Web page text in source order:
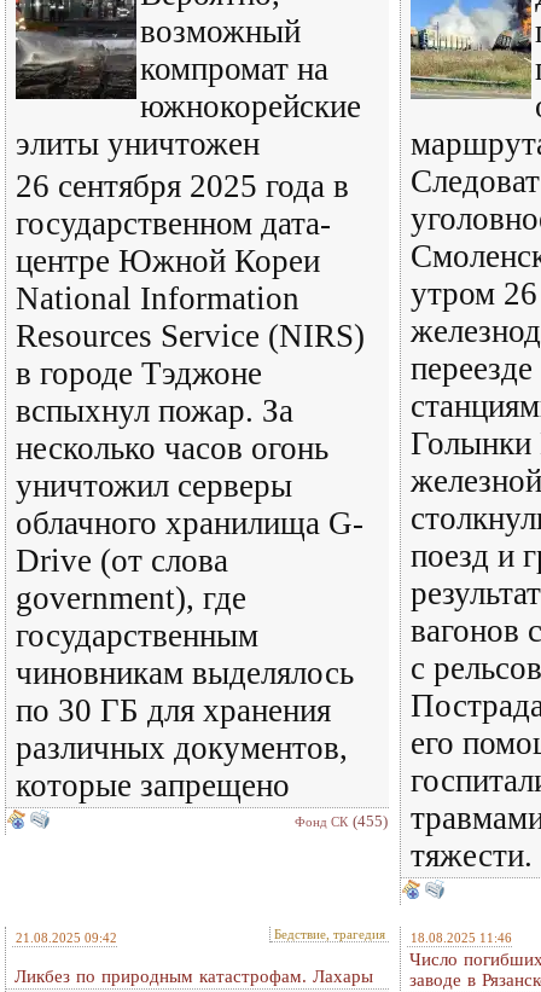
возможный
компромат на
южнокорейские
элиты уничтожен
26 сентября 2025 года в
государственном дата-
центре Южной Кореи
National Information
Resources Service (NIRS)
в городе Тэджоне
вспыхнул пожар. За
несколько часов огонь
уничтожил серверы
облачного хранилища G-
Drive (от слова
government), где
государственным
чиновникам выделялось
по 30 ГБ для хранения
различных документов,
которые запрещено
Фонд СК (455)
утром 26
Голынки
поезд и
вагонов
с
его
тяжести.
21.08.2025 09:42 Бедствие, трагедия
Ликбез по природным катастрофам. Лахары
18.08.2025 11:46
Число
заводе в